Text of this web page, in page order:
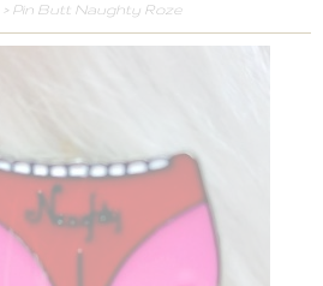
> Pin Butt Naughty Roze